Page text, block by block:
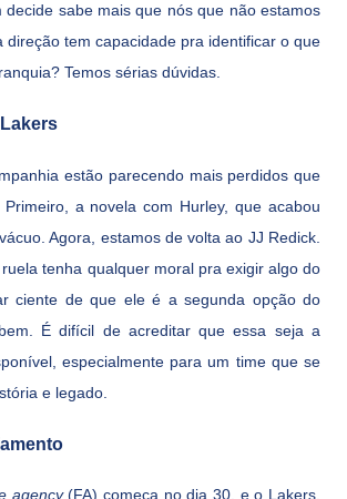
decide sabe mais que nós que não estamos
direção tem capacidade pra identificar o que
Temos sérias dúvidas.
estão parecendo mais perdidos que
a novela com Hurley, que acabou
Agora, estamos de volta ao JJ Redick.
tenha qualquer moral pra exigir algo do
ciente de que ele é a segunda opção do
É difícil de acreditar que essa seja a
especialmente para um time que se
e legado.
agency(FA) começa no dia 30, e o Lakers,